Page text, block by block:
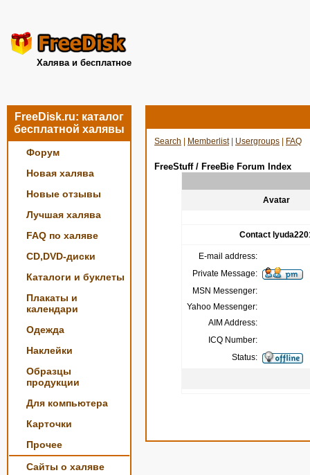
Халява и бесплатное
FreeDisk.ru: каталог
бесплатной халявы
Форум
Новая халява
Новые отзывы
Лучшая халява
FAQ по халяве
CD,DVD-диски
Каталоги и буклеты
Плакаты и
календари
Одежда
Наклейки
Образцы
продукции
Для компьютера
Карточки
Прочее
Сайты о халяве
Search Memberlist| Usergroups FAQ
FreeStuff / FreeBie Forum Index
Avatar
Contact
E-mail address:
Private Message:
MSN Messenger:
Yahoo Messenger:
AIM Address:
ICQ Number:
Status: